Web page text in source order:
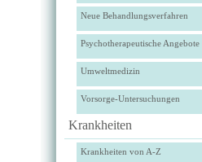
Neue Behandlungsverfahren
Psychotherapeutische Angebote
Umweltmedizin
Vorsorge-Untersuchungen
Krankheiten
Krankheiten von A-Z